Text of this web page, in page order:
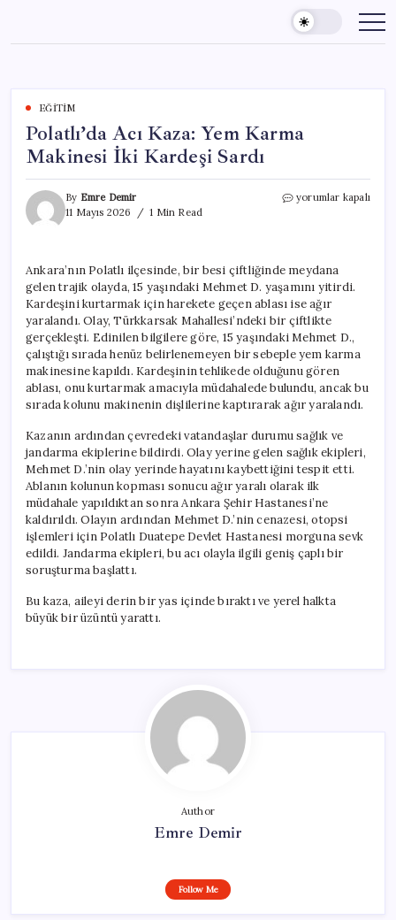
content
EĞITIM
Polatlı’da Acı Kaza: Yem Karma
Makinesi İki Kardeşi Sardı
By Emre Demir
11 Mayıs 2026
1 Min Read
Polatlı’da
Makinesi
İki
Kardeşi
Sardı
için
yorumlar kapalı
Ankara’nın Polatlı ilçesinde, bir besi çiftliğinde meydana
gelen trajik olayda, 15 yaşındaki Mehmet D. yaşamını yitirdi.
Kardeşini kurtarmak için harekete geçen ablası ise ağır
yaralandı. Olay, Türkkarsak Mahallesi’ndeki bir çiftlikte
gerçekleşti. Edinilen bilgilere göre, 15 yaşındaki Mehmet D.,
çalıştığı sırada henüz belirlenemeyen bir sebeple yem karma
makinesine kapıldı. Kardeşinin tehlikede olduğunu gören
ablası, onu kurtarmak amacıyla müdahalede bulundu, ancak bu
sırada kolunu makinenin dişlilerine kaptırarak ağır yaralandı.
Kazanın ardından çevredeki vatandaşlar durumu sağlık ve
jandarma ekiplerine bildirdi. Olay yerine gelen sağlık ekipleri,
Mehmet D.’nin olay yerinde hayatını kaybettiğini tespit etti.
Ablanın kolunun kopması sonucu ağır yaralı olarak ilk
müdahale yapıldıktan sonra Ankara Şehir Hastanesi’ne
kaldırıldı. Olayın ardından Mehmet D.’nin cenazesi, otopsi
işlemleri için Polatlı Duatepe Devlet Hastanesi morguna sevk
edildi. Jandarma ekipleri, bu acı olayla ilgili geniş çaplı bir
soruşturma başlattı.
Bu kaza, aileyi derin bir yas içinde bıraktı ve yerel halkta
büyük bir üzüntü yarattı.
Author
Emre Demir
Follow Me